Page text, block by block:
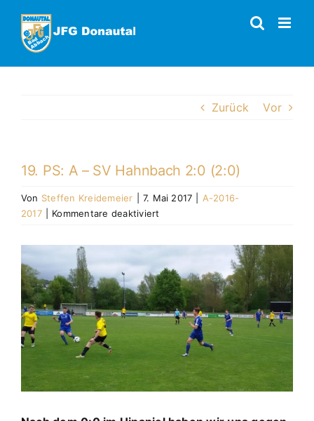
Inhalt
springen
Zurück Vor
19. PS: A – SV Hahnbach 2:0 (2:0)
Von Steffen Kreidemeier 7. Mai 2017
A-2016-
2017
Kommentare deaktiviert
PS:
–
SV
Hahnbach
2:0
grösseres
Bild